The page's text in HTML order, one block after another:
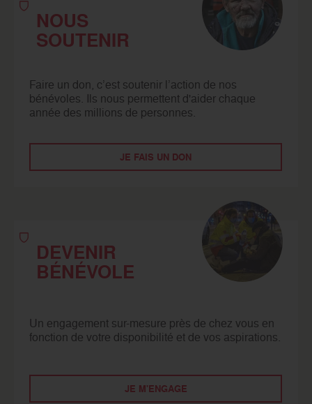
NOUS
SOUTENIR
Faire un don, c’est soutenir l’action de nos
bénévoles. Ils nous permettent d'aider chaque
année des millions de personnes.
JE FAIS UN DON
DEVENIR
BÉNÉVOLE
Un engagement sur-mesure près de chez vous en
fonction de votre disponibilité et de vos aspirations.
JE M'ENGAGE